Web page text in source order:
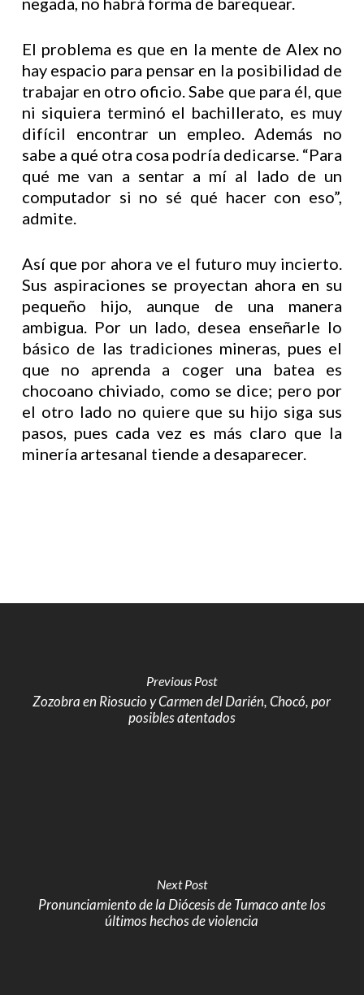
El problema es que en la mente de Alex no
hay espacio para pensar en la posibilidad de
trabajar en otro oficio. Sabe que para él, que
ni siquiera terminó el bachillerato, es muy
difícil encontrar un empleo. Además no
sabe a qué otra cosa podría dedicarse. “Para
qué me van a sentar a mí al lado de un
computador si no sé qué hacer con eso”,
admite.
Así que por ahora ve el futuro muy incierto.
Sus aspiraciones se proyectan ahora en su
pequeño hijo, aunque de una manera
ambigua. Por un lado, desea enseñarle lo
básico de las tradiciones mineras, pues el
que no aprenda a coger una batea es
chocoano chiviado, como se dice; pero por
el otro lado no quiere que su hijo siga sus
pasos, pues cada vez es más claro que la
minería artesanal tiende a desaparecer.
Previous Post
Zozobra en Riosucio y Carmen del Darién, Chocó, por
posibles atentados
Next Post
Pronunciamiento de la Diócesis de Tumaco ante los
últimos hechos de violencia